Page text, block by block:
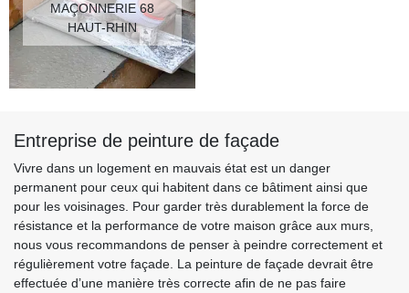
MAÇONNERIE 68
HAUT-RHIN
Entreprise de peinture de façade
Vivre dans un logement en mauvais état est un danger
permanent pour ceux qui habitent dans ce bâtiment ainsi que
pour les voisinages. Pour garder très durablement la force de
résistance et la performance de votre maison grâce aux murs,
nous vous recommandons de penser à peindre correctement et
régulièrement votre façade. La peinture de façade devrait être
effectuée d’une manière très correcte afin de ne pas faire